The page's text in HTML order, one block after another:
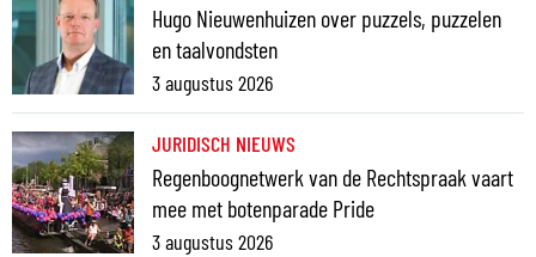
Hugo Nieuwenhuizen over puzzels, puzzelen
en taalvondsten
3 augustus 2026
JURIDISCH NIEUWS
Regenboognetwerk van de Rechtspraak vaart
mee met botenparade Pride
3 augustus 2026